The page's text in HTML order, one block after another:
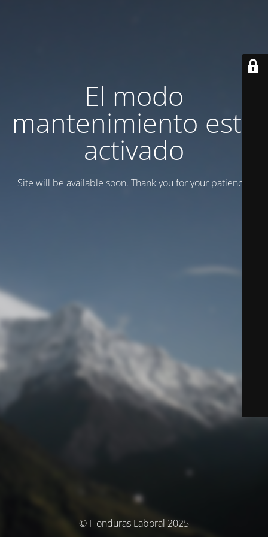
El modo
mantenimiento está
activado
Site will be available soon. Thank you for your patience!
© Honduras Laboral 2025